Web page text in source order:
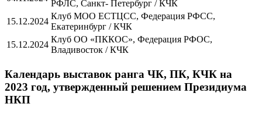
РФЛС, Санкт- Петербург / КЧК
15.12.2024
Клуб МОО ЕСТЦСС, Федерация РФСС,
Екатеринбург / КЧК
15.12.2024
Клуб ОО «ПККОС», Федерация РФОС,
Владивосток / КЧК
Календарь выставок ранга ЧК, ПК, КЧК на
2023 год, утвержденный решением Президиума
НКП